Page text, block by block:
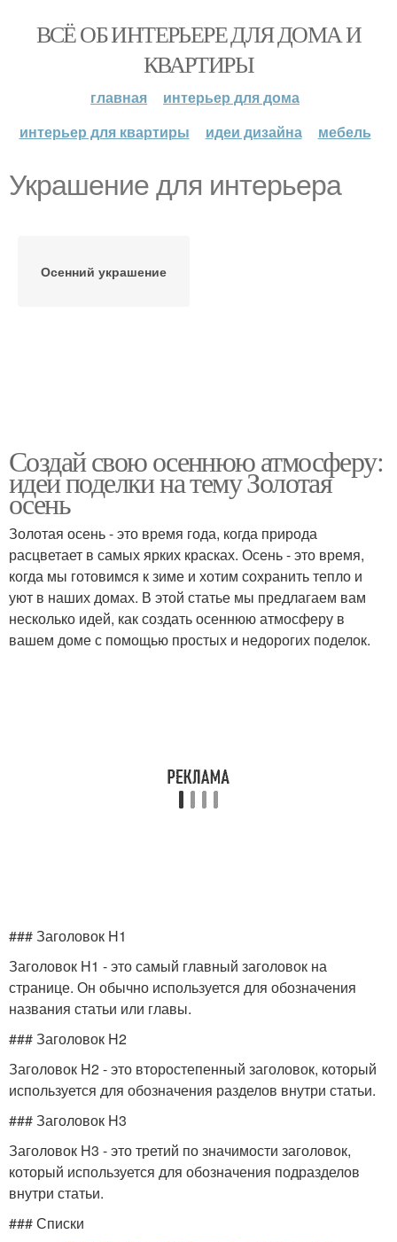
ВСЁ ОБ ИНТЕРЬЕРЕ ДЛЯ ДОМА И
КВАРТИРЫ
главная
интерьер для дома
интерьер для квартиры
идеи дизайна мебель
Украшение для интерьера
Осенний украшение
Создай свою осеннюю атмосферу:
идеи поделки на тему Золотая
осень
Золотая осень - это время года, когда природа
расцветает в самых ярких красках. Осень - это время,
когда мы готовимся к зиме и хотим сохранить тепло и
уют в наших домах. В этой статье мы предлагаем вам
несколько идей, как создать осеннюю атмосферу в
вашем доме с помощью простых и недорогих поделок.
### Заголовок H1
Заголовок H1 - это самый главный заголовок на
странице. Он обычно используется для обозначения
названия статьи или главы.
### Заголовок H2
Заголовок H2 - это второстепенный заголовок, который
используется для обозначения разделов внутри статьи.
### Заголовок H3
Заголовок H3 - это третий по значимости заголовок,
который используется для обозначения подразделов
внутри статьи.
### Списки